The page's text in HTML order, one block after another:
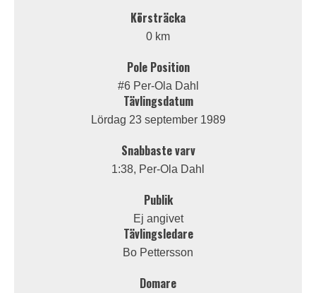
Körsträcka
0 km
Pole Position
#6 Per-Ola Dahl
Tävlingsdatum
Lördag 23 september 1989
Snabbaste varv
1:38, Per-Ola Dahl
Publik
Ej angivet
Tävlingsledare
Bo Pettersson
Domare